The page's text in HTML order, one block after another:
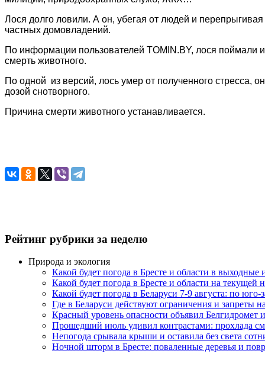
Лося долго ловили. А он, убегая от людей и
частных домовладений.
По информации пользователей TOMIN.BY, лося поймали
смерть животного.
По одной из версий, лось умер от полученного стресса,
дозой снотворного.
Причина смерти животного устанавливается.
Рейтинг рубрики за неделю
Природа и экология
Какой будет погода в Бресте и области в
Какой будет погода в Бресте и области на текущей
Какой будет погода в Беларуси 7-9 августа: по юго-
Где в Беларуси действуют ограничения и запреты
Красный уровень опасности объявил Белгидромет
Прошедший июль удивил контрастами: прохлада
Непогода срывала крыши и оставила без света
Ночной шторм в Бресте: поваленные деревья и